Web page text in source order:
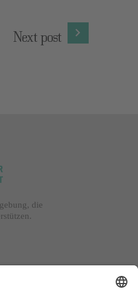
Next post
die